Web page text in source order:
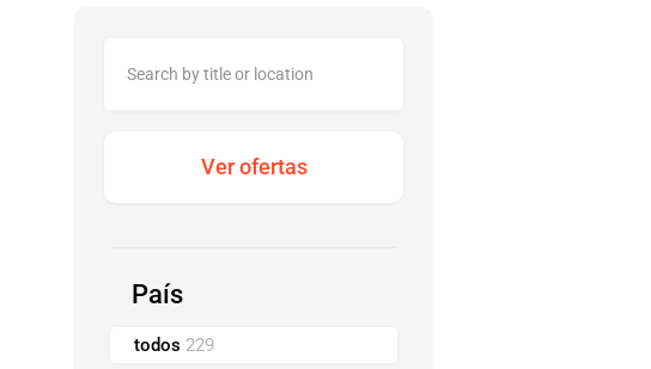
País
todos 229